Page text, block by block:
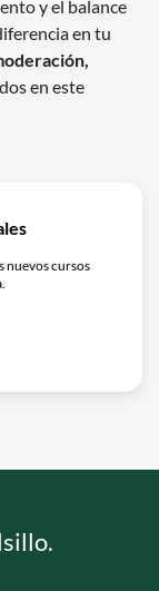
y el balance
en tu
en este
nuevos cursos